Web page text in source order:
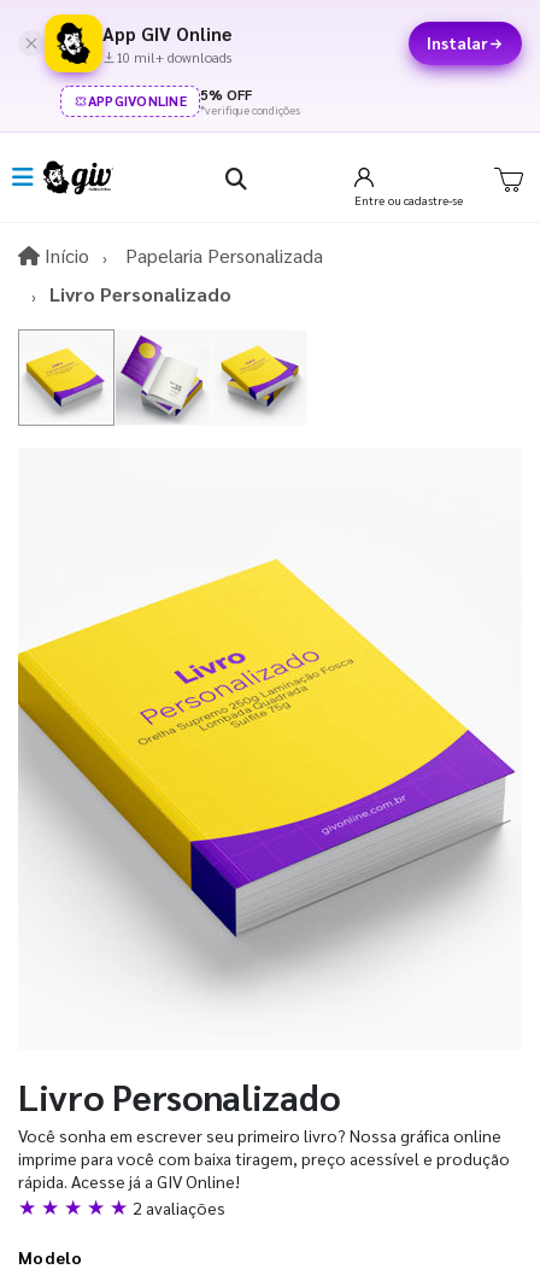
App GIV Online
10 mil+ downloads
Instalar
APPGIVONLINE 5% OFF
*verifique condições
Entre ou cadastre-se
Início InícioPapelaria Personalizada
Livro Personalizado
Livro Personalizado
Você sonha em escrever seu primeiro livro? Nossa gráfica online
imprime para você com baixa tiragem, preço acessível e produção
rápida. Acesse já a GIV Online!
★ ★ ★ ★ ★ 2 avaliações
Modelo